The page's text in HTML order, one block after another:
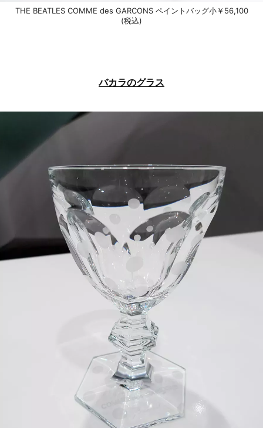
THE BEATLES COMME des GARCONS ペイントバッグ小￥56,100
(税込)
バカラのグラス